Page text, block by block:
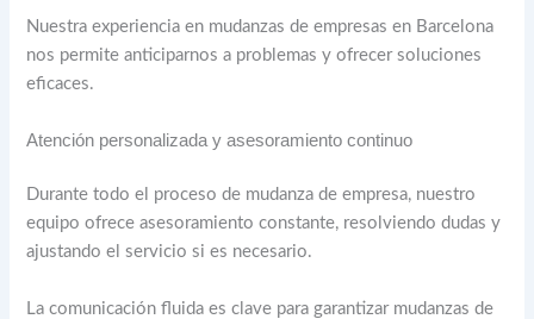
Nuestra experiencia en mudanzas de empresas en Barcelona
nos permite anticiparnos a problemas y ofrecer soluciones
eficaces.
Atención personalizada y asesoramiento continuo
Durante todo el proceso de mudanza de empresa, nuestro
equipo ofrece asesoramiento constante, resolviendo dudas y
ajustando el servicio si es necesario.
La comunicación fluida es clave para garantizar mudanzas de